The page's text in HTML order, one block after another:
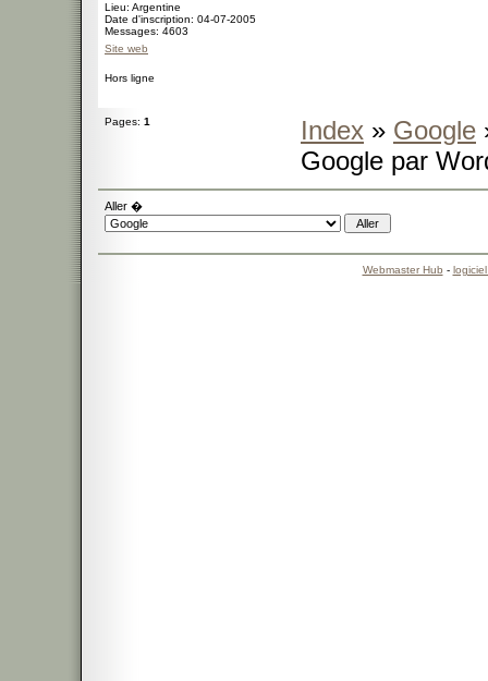
Lieu: Argentine
Date d'inscription: 04-07-2005
Messages: 4603
Site web
Hors ligne
Pages: 1 Index » Google
Google par
Aller �
Webmaster Hub -